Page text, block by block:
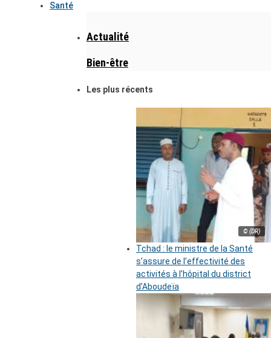
Santé
Actualité
Bien-être
Les plus récents
© (DR)
Tchad : le ministre de la Santé
s’assure de l’effectivité des
activités à l’hôpital du district
d’Aboudeïa